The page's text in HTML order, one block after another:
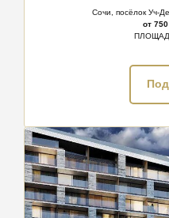
Сочи, посёлок Уч-
от